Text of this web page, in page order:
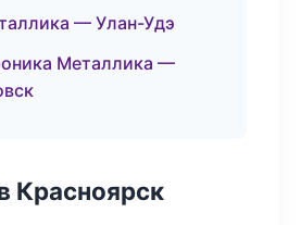
— Улан-Удэ
Металлика —
Красноярск